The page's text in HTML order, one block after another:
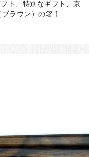
ト、特別なギフト、京
ラウン）の箸 ]